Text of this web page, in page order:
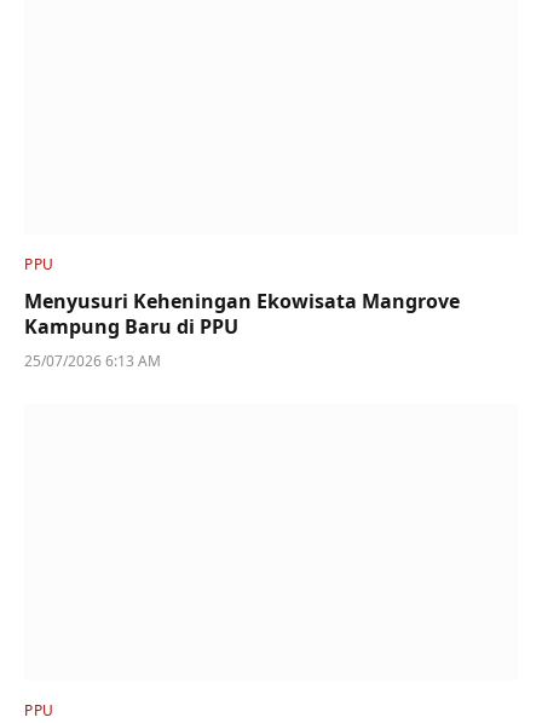
PPU
Menyusuri Keheningan Ekowisata Mangrove
Kampung Baru di PPU
25/07/2026 6:13 AM
PPU